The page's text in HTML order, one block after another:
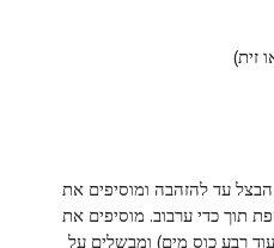
עד להזהבה ומוסיפים את
תוך כדי ערבוב. מוסיפים את
רבע כוס מים) ומבשלים על